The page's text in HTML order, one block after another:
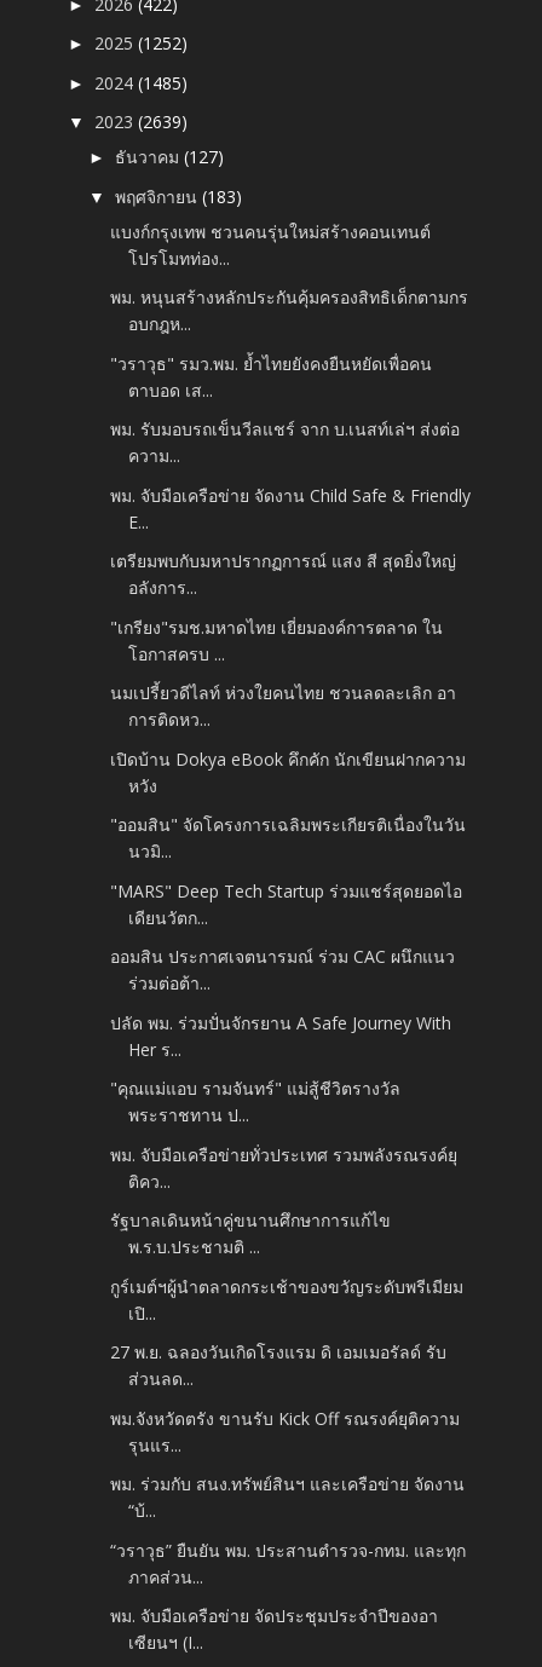
►
► 2025(1252)
► 2024(1485)
▼ 2023(2639)
► ธันวาคม(127)
▼พฤศจิกายน(183)
แบงก์กรุงเทพ ชวนคนรุ่นใหม่สร้างคอนเทนต์
โปรโมทท่อง...
พม. หนุนสร้างหลักประกันคุ้มครองสิทธิเด็กตามกร
อบกฎห...
"วราวุธ" รมว.พม. ย้ำไทยยังคงยืนหยัดเพื่อคน
ตาบอด เส...
พม. รับมอบรถเข็นวีลแชร์ จาก บ.เนสท์เล่ฯ ส่งต่อ
ความ...
พม. จับมือเครือข่าย จัดงาน Child Safe & Friendly
E...
เตรียมพบกับมหาปรากฏการณ์ แสง สี สุดยิ่งใหญ่
อลังการ...
"เกรียง"รมช.มหาดไทย เยี่ยมองค์การตลาด ใน
โอกาสครบ ...
นมเปรี้ยวดีไลท์ ห่วงใยคนไทย ชวนลดละเลิก อา
การติดหว...
เปิดบ้าน Dokya​ eBook คึกคัก นักเขียนฝากความ
หวัง
"ออมสิน" จัดโครงการเฉลิมพระเกียรติเนื่องในวัน
นวมิ...
"MARS" Deep Tech Startup ร่วมแชร์สุดยอดไอ
เดียนวัตก...
ออมสิน ประกาศเจตนารมณ์ ร่วม CAC ผนึกแนว
ร่วมต่อต้า...
ปลัด พม. ร่วมปั่นจักรยาน A Safe Journey With
Her ร...
"คุณแม่แอบ รามจันทร์" แม่สู้ชีวิตรางวัล
พระราชทาน ป...
พม. จับมือเครือข่ายทั่วประเทศ รวมพลังรณรงค์ยุ
ติคว...
รัฐบาลเดินหน้าคู่ขนานศึกษาการแก้ไข
พ.ร.บ.ประชามติ ...
กูร์เมต์ฯผู้นำตลาดกระเช้าของขวัญระดับพรีเมียม
เปิ...
27 พ.ย. ฉลองวันเกิดโรงแรม ดิ เอมเมอรัลด์ รับ
ส่วนลด...
พม.จังหวัดตรัง ขานรับ Kick Off รณรงค์ยุติความ
รุนแร...
พม. ร่วมกับ สนง.ทรัพย์สินฯ และเครือข่าย จัดงาน
“บ้...
“วราวุธ” ยืนยัน พม. ประสานตำรวจ-กทม. และทุก
ภาคส่วน...
พม. จับมือเครือข่าย จัดประชุมประจำปีของอา
เซียนฯ (I...